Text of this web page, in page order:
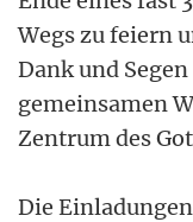
Wegs zu feiern
Dank und
gemeinsamen
Zentrum des
Die